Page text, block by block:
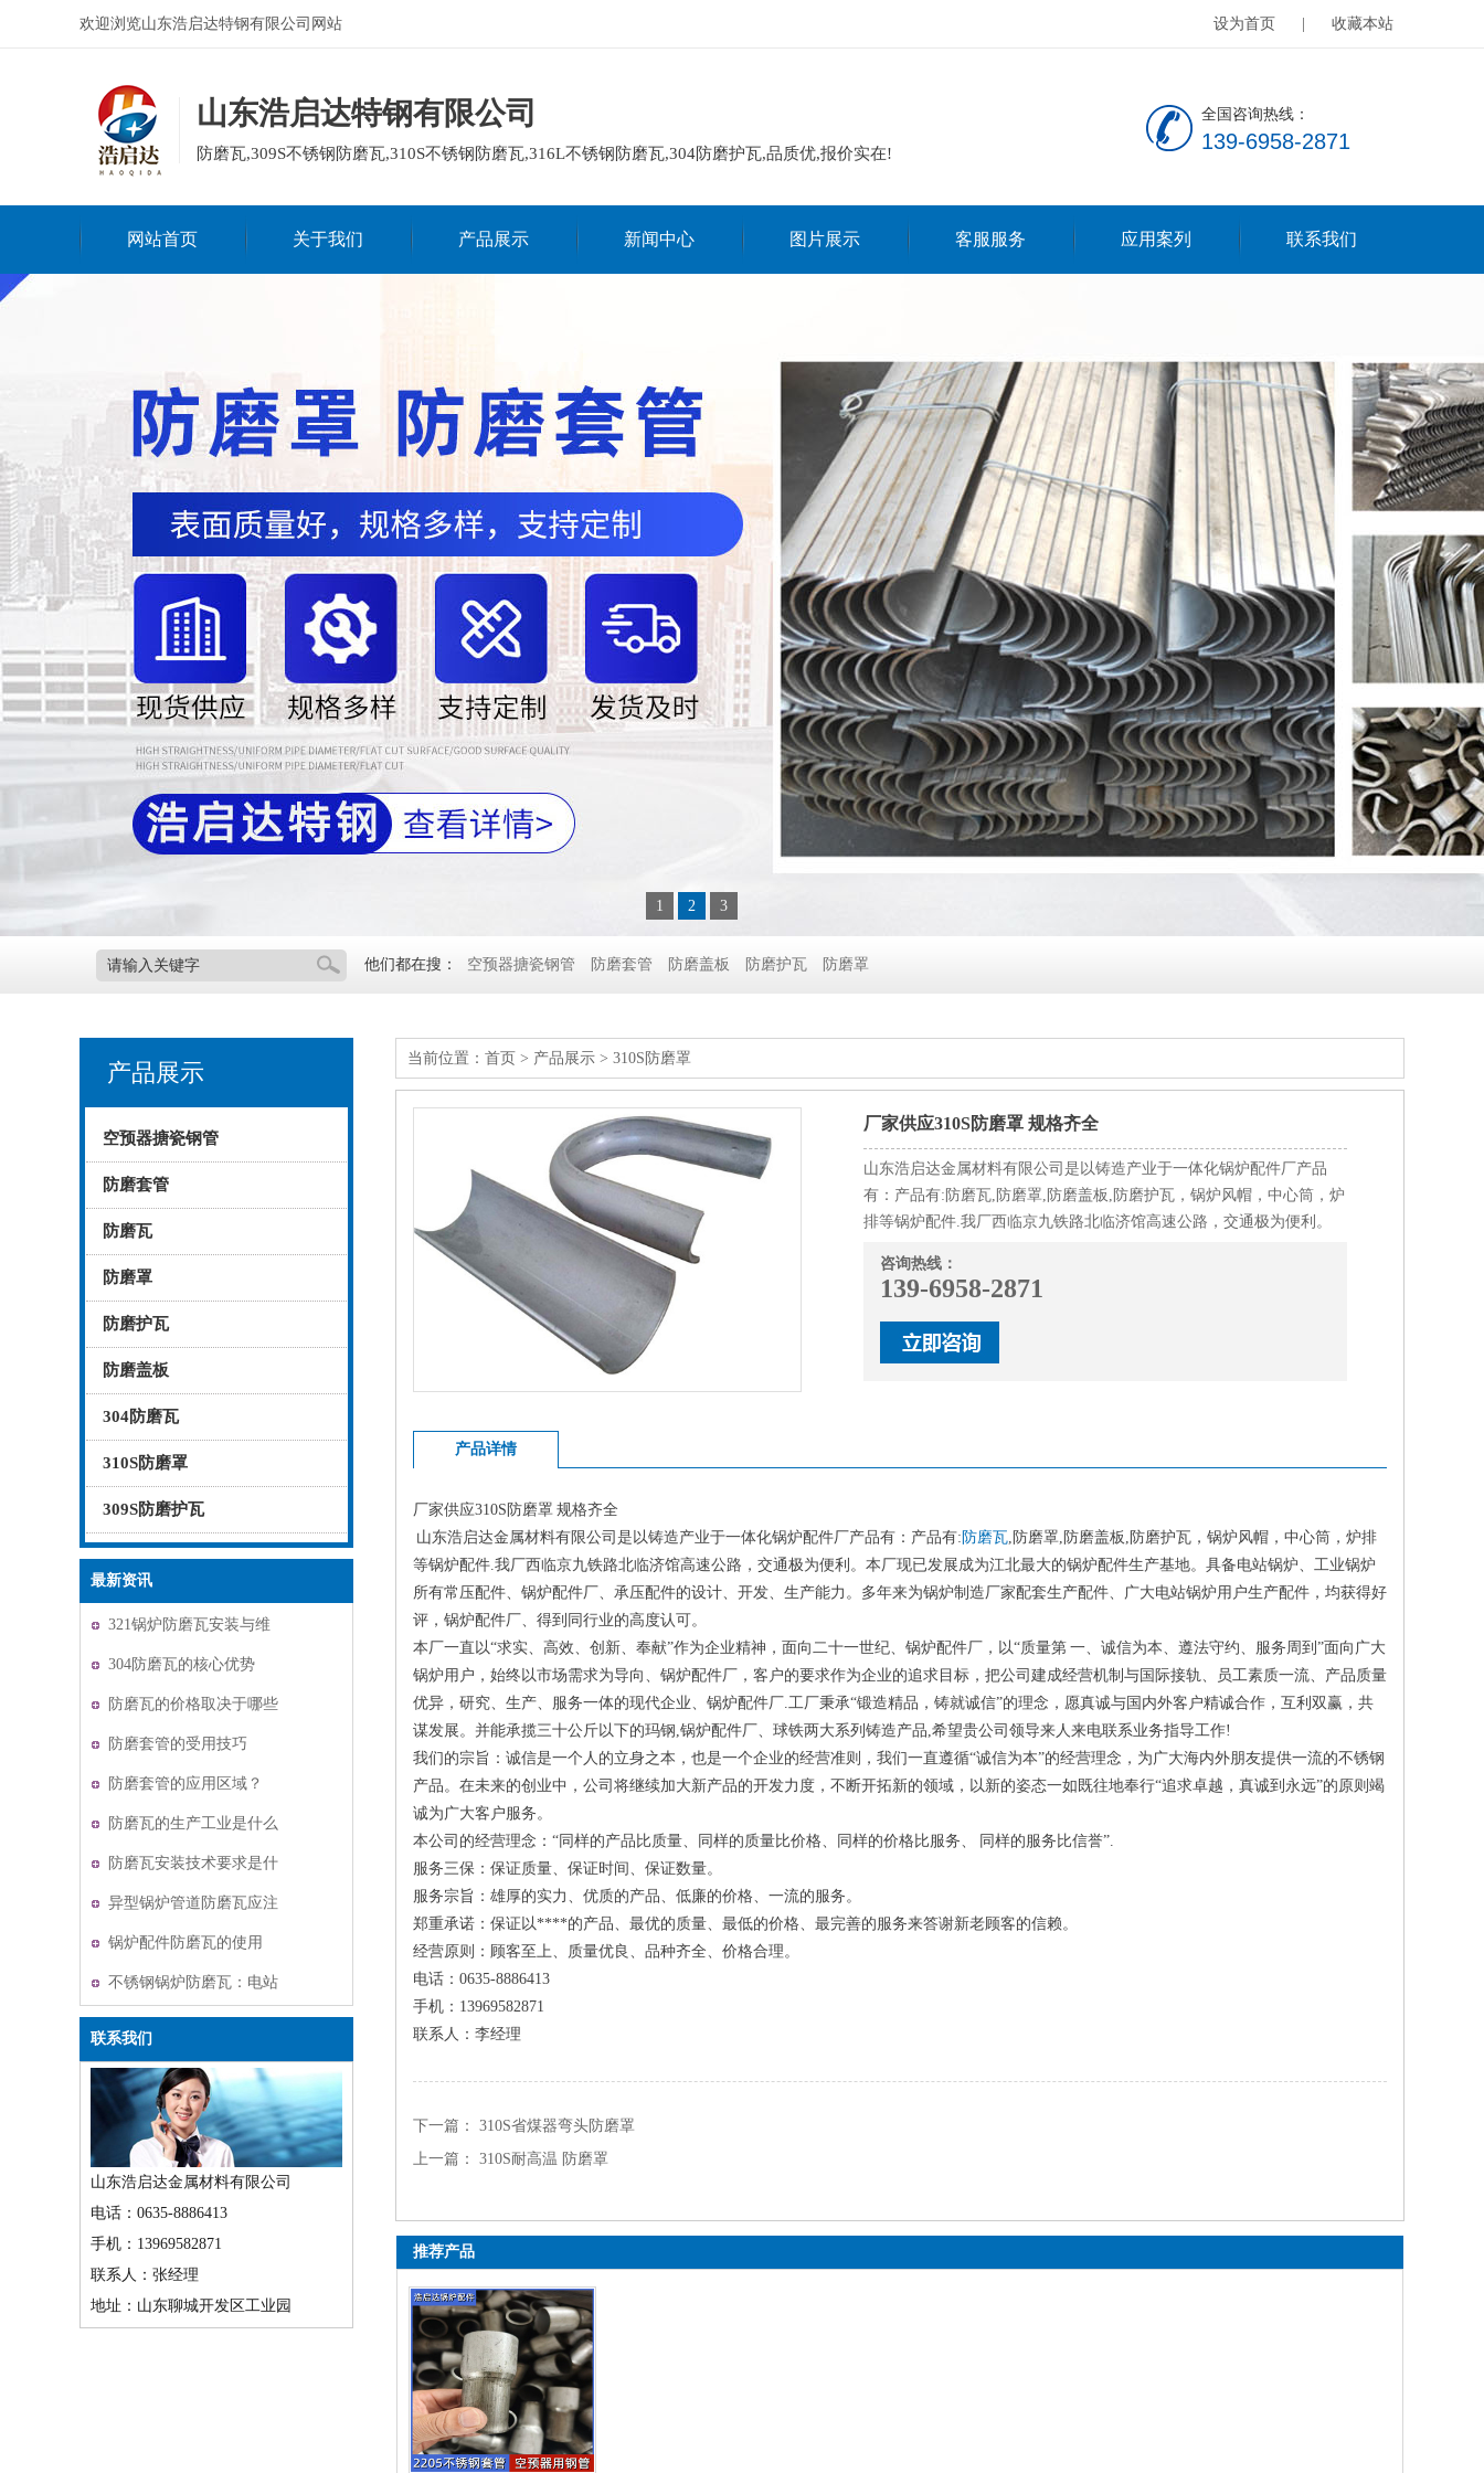
欢迎浏览山东浩启达特钢有限公司网站 设为首页 收藏本站
山东浩启达特钢有限公司
防磨瓦,309S不锈钢防磨瓦,310S不锈钢防磨瓦,316L不锈钢防磨瓦,304防磨护瓦,品质优,报价实在!
全国咨询热线：
139-6958-2871
网站首页 关于我们 产品展示 新闻中心 图片展示 客服服务 应用案列 联系我们
1 2 3
他们都在搜： 空预器搪瓷钢管 防磨套管 防磨盖板 防磨护瓦 防磨罩
产品展示
空预器搪瓷钢管
防磨套管
防磨瓦
防磨罩
防磨护瓦
防磨盖板
304防磨瓦
310S防磨罩
309S防磨护瓦
最新资讯
321锅炉防磨瓦安装与维
护
304防磨瓦的核心优势
防磨瓦的价格取决于哪些
因素？
防磨套管的受用技巧
防磨套管的应用区域？
防磨瓦的生产工业是什么
防磨瓦安装技术要求是什
么
异型锅炉管道防磨瓦应注
意哪些数据？
锅炉配件防磨瓦的使用
不锈钢锅炉防磨瓦：电站
锅炉的耐磨守护者
联系我们
山东浩启达金属材料有限公司
电话：0635-8886413
手机：13969582871
联系人：张经理
地址：山东聊城开发区工业园
当前位置： 首页 > 产品展示 > 310S防磨罩
厂家供应310S防磨罩 规格齐全
山东浩启达金属材料有限公司是以铸造产业于一体化锅炉配件厂产品
有：产品有:防磨瓦,防磨罩,防磨盖板,防磨护瓦，锅炉风帽，中心筒，炉
排等锅炉配件.我厂西临京九铁路北临济馆高速公路，交通极为便利。
咨询热线：
139-6958-2871
产品详情
厂家供应310S防磨罩 规格齐全
山东浩启达金属材料有限公司是以铸造产业于一体化锅炉配件厂产品有：产品有:防磨瓦,防磨罩,防磨盖板,防磨护瓦，锅炉风帽，中心筒，炉排
等锅炉配件.我厂西临京九铁路北临济馆高速公路，交通极为便利。本厂现已发展成为江北最大的锅炉配件生产基地。具备电站锅炉、工业锅炉
所有常压配件、锅炉配件厂、承压配件的设计、开发、生产能力。多年来为锅炉制造厂家配套生产配件、广大电站锅炉用户生产配件，均获得好
评，锅炉配件厂、得到同行业的高度认可。
本厂一直以“求实、高效、创新、奉献”作为企业精神，面向二十一世纪、锅炉配件厂，以“质量第 一、诚信为本、遵法守约、服务周到”面向广大
锅炉用户，始终以市场需求为导向、锅炉配件厂，客户的要求作为企业的追求目标，把公司建成经营机制与国际接轨、员工素质一流、产品质量
优异，研究、生产、服务一体的现代企业、锅炉配件厂.工厂秉承“锻造精品，铸就诚信”的理念，愿真诚与国内外客户精诚合作，互利双赢，共
谋发展。并能承揽三十公斤以下的玛钢,锅炉配件厂、球铁两大系列铸造产品,希望贵公司领导来人来电联系业务指导工作!
我们的宗旨：诚信是一个人的立身之本，也是一个企业的经营准则，我们一直遵循“诚信为本”的经营理念，为广大海内外朋友提供一流的不锈钢
产品。在未来的创业中，公司将继续加大新产品的开发力度，不断开拓新的领域，以新的姿态一如既往地奉行“追求卓越，真诚到永远”的原则竭
诚为广大客户服务。
本公司的经营理念：“同样的产品比质量、同样的质量比价格、同样的价格比服务、 同样的服务比信誉”.
服务三保：保证质量、保证时间、保证数量。
服务宗旨：雄厚的实力、优质的产品、低廉的价格、一流的服务。
郑重承诺：保证以****的产品、最优的质量、最低的价格、最完善的服务来答谢新老顾客的信赖。
经营原则：顾客至上、质量优良、品种齐全、价格合理。
电话：0635-8886413
手机：13969582871
联系人：李经理
下一篇： 310S省煤器弯头防磨罩
上一篇： 310S耐高温 防磨罩
推荐产品